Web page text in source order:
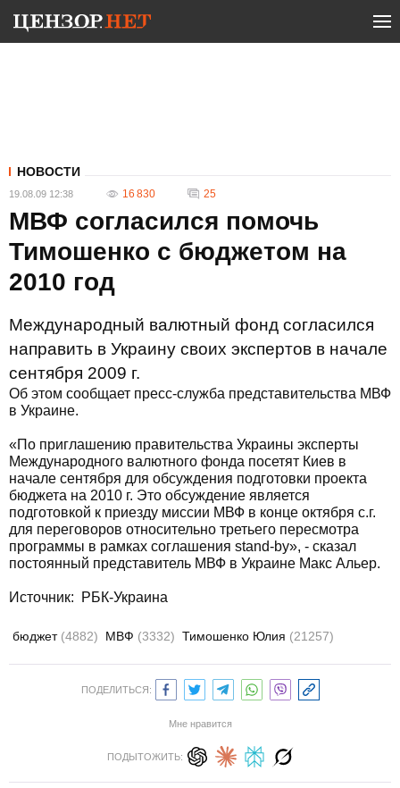
НОВОСТИ
19.08.09 12:38 16 830 25
МВФ согласился помочь
Тимошенко с бюджетом на
2010 год
Международный валютный фонд согласился
направить в Украину своих экспертов в начале
сентября 2009 г.
Об этом сообщает пресс-служба представительства МВФ
в Украине.
«По приглашению правительства Украины эксперты
Международного валютного фонда посетят Киев в
начале сентября для обсуждения подготовки проекта
бюджета на 2010 г. Это обсуждение является
подготовкой к приезду миссии МВФ в конце октября с.г.
для переговоров относительно третьего пересмотра
программы в рамках соглашения stand-by», - сказал
постоянный представитель МВФ в Украине Макс Альер.
Источник: РБК-Украина
бюджет (4882) МВФ (3332) Тимошенко Юлия (21257)
ПОДЕЛИТЬСЯ:
Мне нравится
ПОДЫТОЖИТЬ: